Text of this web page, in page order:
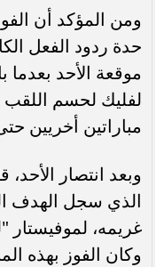
ومن المؤكد أن
حدة ردود الفعل
موقعة الأحد
لفليك لحسم اللقب
مباراتين أخريين
وبعد انتصار
الذي سجل الهدف
غريمه، لموفيستار
وكان الفوز بهذه